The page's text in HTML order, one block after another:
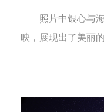
照片中银心与
映，展现出了美丽